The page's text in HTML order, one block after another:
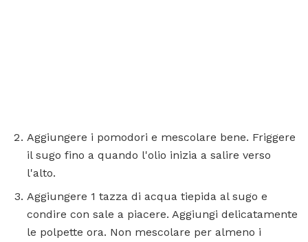
Aggiungere i pomodori e mescolare bene. Friggere
il sugo fino a quando l'olio inizia a salire verso
l'alto.
Aggiungere 1 tazza di acqua tiepida al sugo e
condire con sale a piacere. Aggiungi delicatamente
le polpette ora. Non mescolare per almeno i